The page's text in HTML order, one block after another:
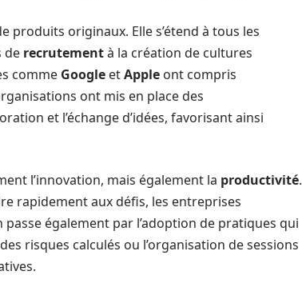
produits originaux. Elle s’étend à tous les
de recrutementà la création de cultures
comme Google etApple ont compris
ont mis en place des
et l’échange d’idées, favorisant ainsi
l’innovation, mais également la productivité.
rapidement aux défis, les entreprises
également par l’adoption de pratiques qui
risques calculés ou l’organisation de sessions